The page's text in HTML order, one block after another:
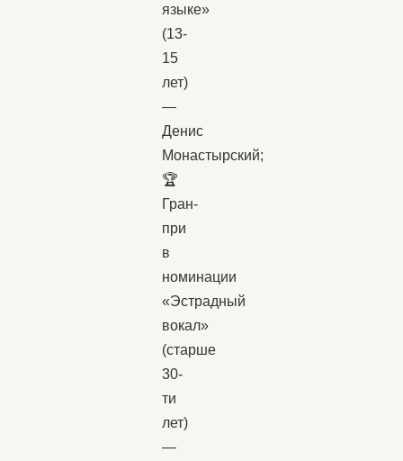
языке»
(13-
15
лет)
—
Денис
Монастырский;
🏆
Гран-
при
в
номинации
«Эстрадный
вокал»
(старше
30-
ти
лет)
—